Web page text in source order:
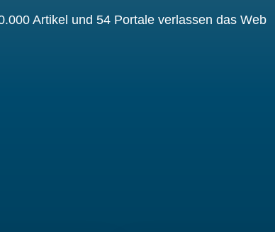
Artikel und 54 Portale verlassen das Web